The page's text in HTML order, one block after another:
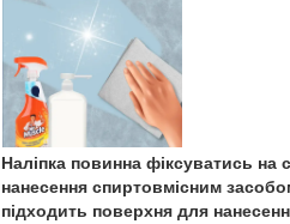
Наліпка повинна фіксуватись
нанесення спиртовмісним
підходить поверхня для